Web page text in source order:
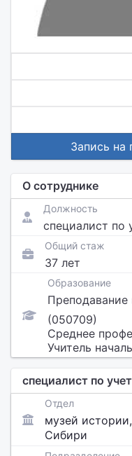
Запись на
О сотруднике
Должность
специалист по
Общий стаж
37 лет
Образование
Преподавание
(050709)
Среднее
Учитель
специалист по
Отдел
музей
Сибири